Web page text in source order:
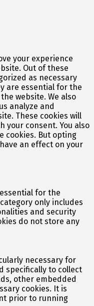
your experience
Out of these
as necessary
are essential for the
website. We also
analyze and
These cookies will
your consent. You also
cookies. But opting
an effect on your
for the
only includes
and security
do not store any
necessary for
specifically to collect
other embedded
cookies. It is
prior to running